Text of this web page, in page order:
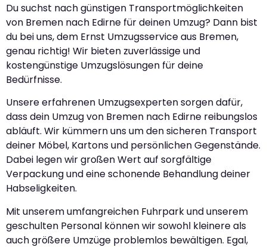
Du suchst nach günstigen Transportmöglichkeiten
von Bremen nach Edirne für deinen Umzug? Dann bist
du bei uns, dem Ernst Umzugsservice aus Bremen,
genau richtig! Wir bieten zuverlässige und
kostengünstige Umzugslösungen für deine
Bedürfnisse.
Unsere erfahrenen Umzugsexperten sorgen dafür,
dass dein Umzug von Bremen nach Edirne reibungslos
abläuft. Wir kümmern uns um den sicheren Transport
deiner Möbel, Kartons und persönlichen Gegenstände.
Dabei legen wir großen Wert auf sorgfältige
Verpackung und eine schonende Behandlung deiner
Habseligkeiten.
Mit unserem umfangreichen Fuhrpark und unserem
geschulten Personal können wir sowohl kleinere als
auch größere Umzüge problemlos bewältigen. Egal,